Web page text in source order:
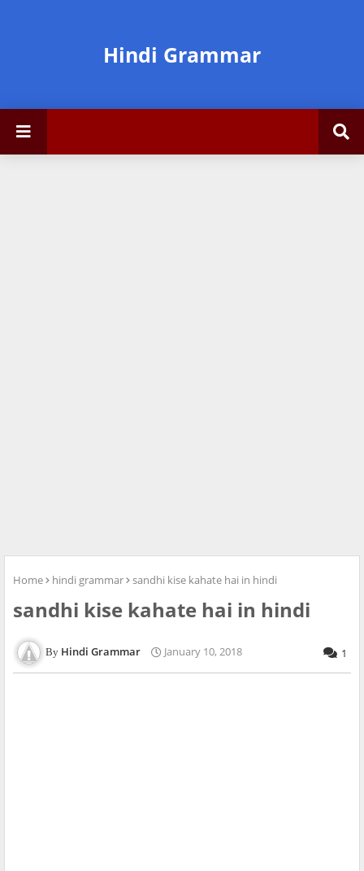
Hindi Grammar
Home hindi grammar sandhi kise kahate hai in hindi
sandhi kise kahate hai in hindi
Hindi Grammar January 10, 2018 1